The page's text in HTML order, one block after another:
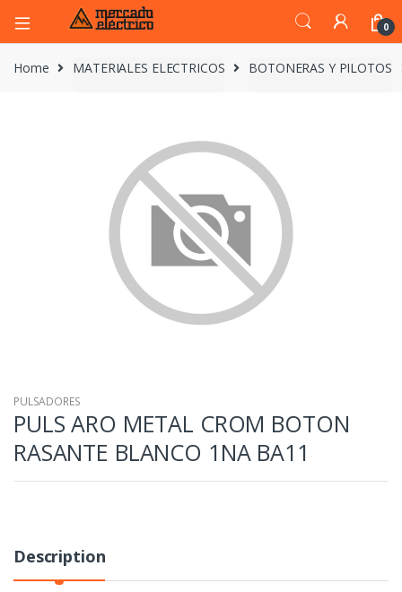
0
Home MATERIALES ELECTRICOS BOTONERAS Y PILOTOS
PULSADORES
PULS ARO METAL CROM BOTON
RASANTE BLANCO 1NA BA11
Description